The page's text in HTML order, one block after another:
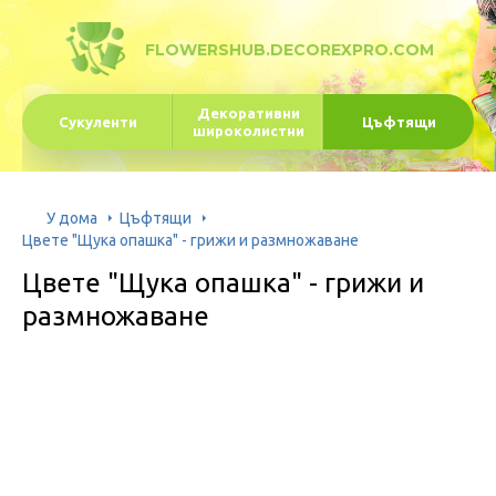
FLOWERSHUB.DECOREXPRO.COM
Сукуленти
Декоративни
широколистни
Цъфтящи
У дома
Цъфтящи
Цвете "Щука опашка" - грижи и размножаване
Цвете "Щука опашка" - грижи и
размножаване